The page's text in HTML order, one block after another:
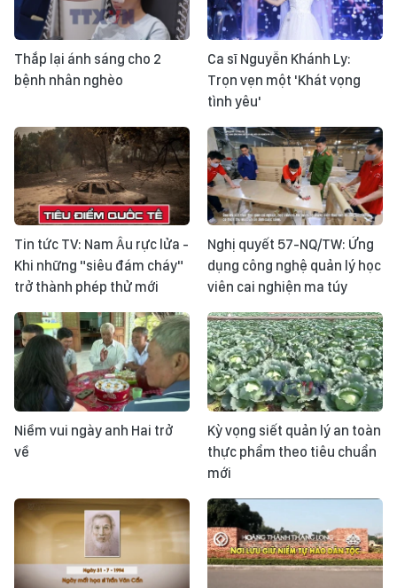
Thắp lại ánh sáng cho 2
bệnh nhân nghèo
Ca sĩ Nguyễn Khánh Ly:
Trọn vẹn một 'Khát vọng
tình yêu'
Tin tức TV: Nam Âu rực lửa -
Khi những "siêu đám cháy"
trở thành phép thử mới
Nghị quyết 57-NQ/TW: Ứng
dụng công nghệ quản lý học
viên cai nghiện ma túy
Niềm vui ngày anh Hai trở
về
Kỳ vọng siết quản lý an toàn
thực phẩm theo tiêu chuẩn
mới